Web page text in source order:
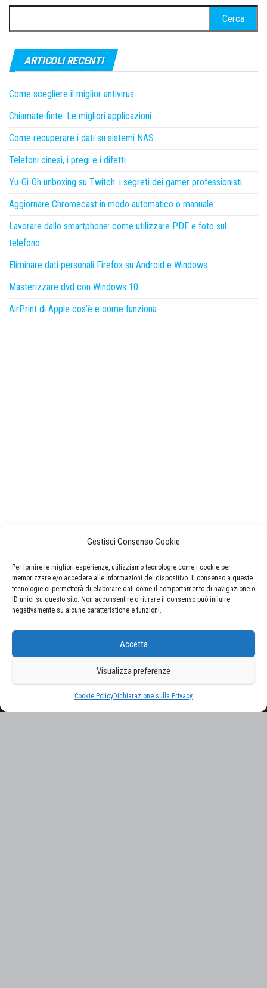
Gestisci Consenso Cookie
Per fornire le migliori esperienze, utilizziamo tecnologie come i cookie per
memorizzare e/o accedere alle informazioni del dispositivo. Il consenso a queste
tecnologie ci permetterà di elaborare dati come il comportamento di navigazione o
ID unici su questo sito. Non acconsentire o ritirare il consenso può influire
negativamente su alcune caratteristiche e funzioni.
Accetta
Visualizza preferenze
Cookie PolicyDichiarazione sulla Privacy
per:
ARTICOLI RECENTI
Come scegliere il miglior antivirus
Chiamate finte: Le migliori applicazioni
Come recuperare i dati su sistemi NAS
Telefoni cinesi, i pregi e i difetti
Yu-Gi-Oh unboxing su Twitch: i segreti dei gamer professionisti
Aggiornare Chromecast in modo automatico o manuale
Lavorare dallo smartphone: come utilizzare PDF e foto sul
telefono
Eliminare dati personali Firefox su Android e Windows
Masterizzare dvd con Windows 10
AirPrint di Apple cos’è e come funziona
CERCA NEL SITO
Proudly powered byWordPress |Tema:Envo Magazine
Gestisci consenso